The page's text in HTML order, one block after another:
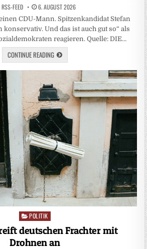
RSS-FEED 6. AUGUST 2026
CDU-Mann. Spitzenkandidat Stefan
konservativ. Und das ist auch gut so“ als
reagieren. Quelle: DIE…
CONTINUE READING
Posted
in
POLITIK
deutschen Frachter mit
Drohnen an